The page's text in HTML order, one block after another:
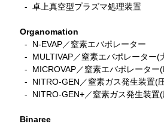
- 卓上真空型プラズマ処理装置
Organomation
- N-EVAP／窒素エバポレーター
- MULTIVAP／窒素エバポレーター(
- MICROVAP／窒素エバポレーター
- NITRO-GEN／窒素ガス発生装置(
- NITRO-GEN+／窒素ガス発生装置
Binaree